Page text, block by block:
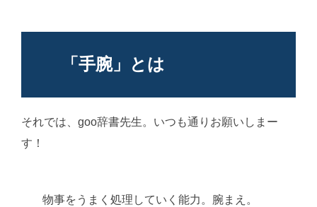
「手腕」とは
それでは、goo辞書先生。いつも通りお願いしまー
す！
物事をうまく処理していく能力。腕まえ。